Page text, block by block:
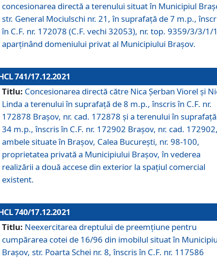
concesionarea directă a terenului situat în Municipiul
str. General Mociulschi nr. 21, în suprafață de 7 m.p.,
în C.F. nr. 172078 (C.F. vechi 32053), nr. top. 9359/3/3/1/
aparținând domeniului privat al Municipiului Brașov.
741/17.12.2021
Titlu: Concesionarea directă către Nica Șerban Viorel și
Linda a terenului în suprafață de 8 m.p., înscris în C.F. nr.
172878 Brașov, nr. cad. 172878 și a terenului în
34 m.p., înscris în C.F. nr. 172902 Brașov, nr. cad.
ambele situate în Brașov, Calea București, nr. 98-100,
proprietatea privată a Municipiului Brașov, în vederea
realizării a două accese din exterior la spațiul comercial
existent.
740/17.12.2021
Titlu: Neexercitarea dreptului de preemţiune pentru
cumpărarea cotei de 16/96 din imobilul situat în
Braşov, str. Poarta Schei nr. 8, înscris în C.F. nr. 117586